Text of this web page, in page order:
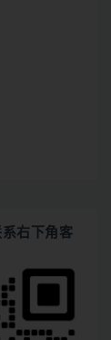
右下角客